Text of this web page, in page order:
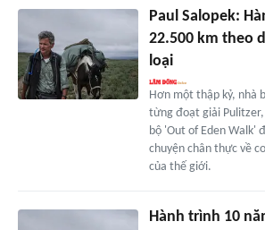
Paul Salopek:
22.500 km theo
loại
Hơn một thập kỷ, nhà
từng đoạt giải
bộ 'Out of Eden Walk'
chuyện chân thực về
của thế giới.
Hành trình 10